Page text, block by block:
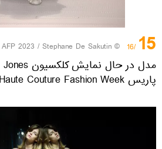
15
/16
© AFP 2023 / Stephane De Sakutin
پاریس Paris Haute Couture Fashion Week